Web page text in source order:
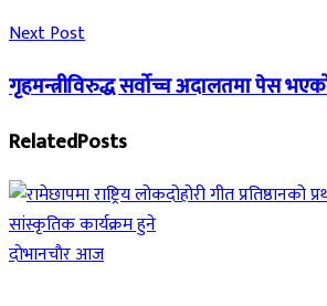
Next Post
गृहमन्त्रीविरुद्ध सर्वोच्च अदालतमा पेस
RelatedPosts
दाेभानचाैर आज